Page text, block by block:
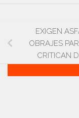
EXIGEN
OBRAJES
CRITICAN